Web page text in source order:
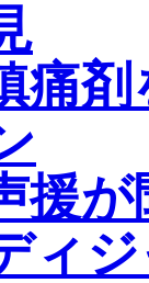
痛
援
ィ